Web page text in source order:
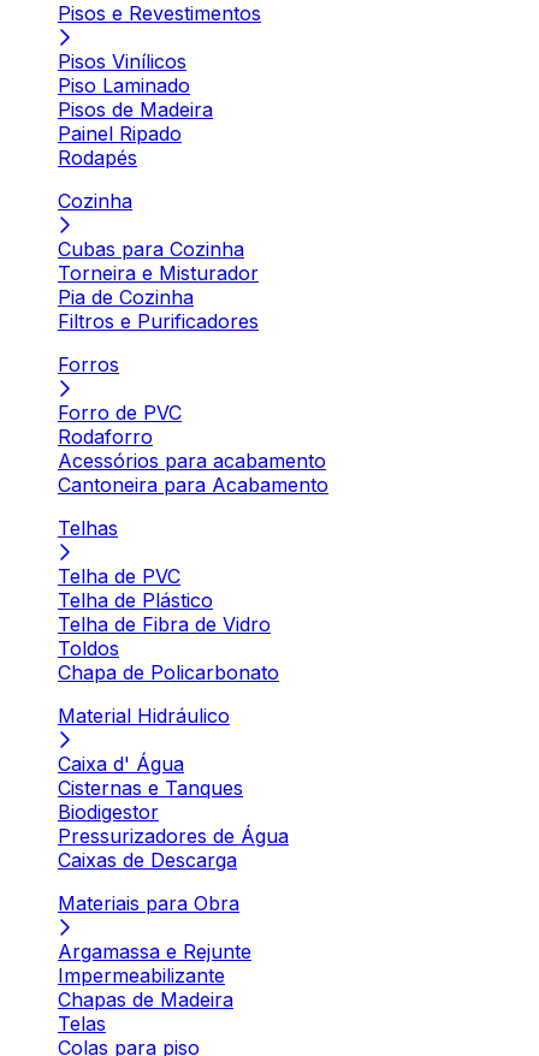
Pisos e Revestimentos
Pisos Vinílicos
Piso Laminado
Pisos de Madeira
Painel Ripado
Rodapés
Cozinha
Cubas para Cozinha
Torneira e Misturador
Pia de Cozinha
Filtros e Purificadores
Forros
Forro de PVC
Rodaforro
Acessórios para acabamento
Cantoneira para Acabamento
Telhas
Telha de PVC
Telha de Plástico
Telha de Fibra de Vidro
Toldos
Chapa de Policarbonato
Material Hidráulico
Caixa d' Água
Cisternas e Tanques
Biodigestor
Pressurizadores de Água
Caixas de Descarga
Materiais para Obra
Argamassa e Rejunte
Impermeabilizante
Chapas de Madeira
Telas
Colas para piso